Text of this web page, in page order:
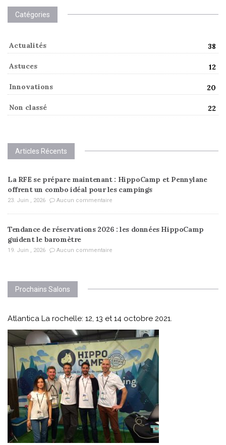
Catégories
Actualités 38
Astuces 12
Innovations 20
Non classé 22
Articles Récents
La RFE se prépare maintenant : HippoCamp et Pennylane
offrent un combo idéal pour les campings
23. Juin , 2026 Aucun commentaire
Tendance de réservations 2026 : les données HippoCamp
guident le baromètre
19. Juin , 2026 Aucun commentaire
Prochains Salons
Atlantica La rochelle: 12, 13 et 14 octobre 2021.